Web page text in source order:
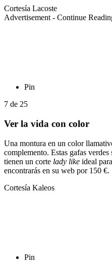
Cortesía Lacoste
Advertisement - Continue
Pin
7 de 25
Ver la vida con color
Una montura en un color
complemento. Estas gafas
tienen un corte lady like ideal
encontrarás en su web por 150 €.
Cortesía Kaleos
Pin